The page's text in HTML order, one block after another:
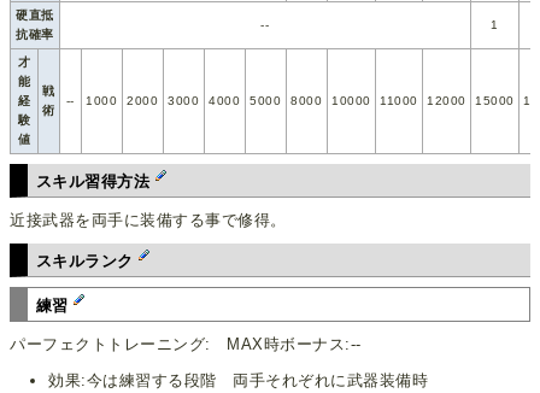
硬直抵
抗確率
-- 1
才
能
経
験
値
戦
術
-- 1000 2000 3000 4000 5000 8000 10000 11000 12000 15000
スキル習得方法
近接武器を両手に装備する事で修得。
スキルランク
練習
パーフェクトトレーニング: MAX時ボーナス:--
効果:今は練習する段階 両手それぞれに武器装備時